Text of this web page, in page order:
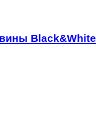
Black&White